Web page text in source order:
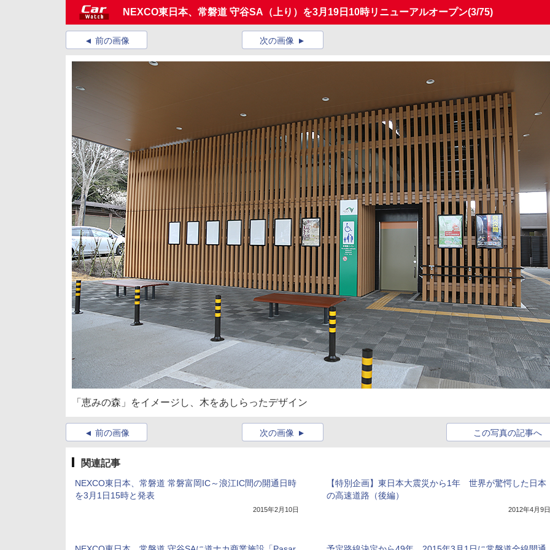
NEXCO東日本、常磐道 守谷SA（上り）を3月19日10時リニューアルオープン(3/75)
前の画像 次の画像
「恵みの森」をイメージし、木をあしらったデザイン
前の画像 この写真の記事へ
次の画像
関連記事
NEXCO東日本、常磐道 常磐富岡IC～浪江IC間の開通日時
を3月1日15時と発表
2015年2月10日
【特別企画】東日本大震災から1年 世界が驚愕した日本
の高速道路（後編）
2012年4月9日